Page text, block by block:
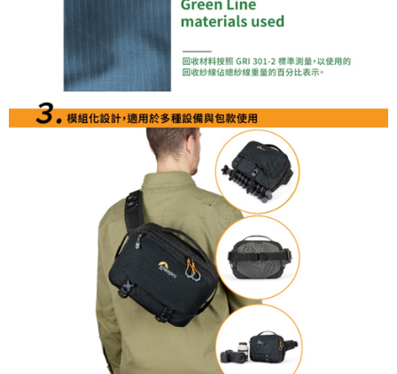
「AFTEE先享後付」，若未經同意申辦者引起之損失，本公司不負相關責
４．使用「AFTEE先享後付」時，將依據個別帳號之用戶狀況，依本公司即
時審查核予不同之上限額度；若仍有額度不足之情形，本公司將視審查結果
請求用戶進行身份認證。
５．嚴禁一人註冊多個帳號或使用他人資訊註冊。若發現惡意使用之情形，
恩沛科技股份有限公司將有權停止該用戶之使用額度並採取法律行動。